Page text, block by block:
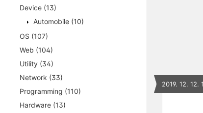
Device (13)
Automobile (10)
OS (107)
Web (104)
Utility (34)
Network (33)
Programming (110)
Hardware (13)
2019. 12. 12.